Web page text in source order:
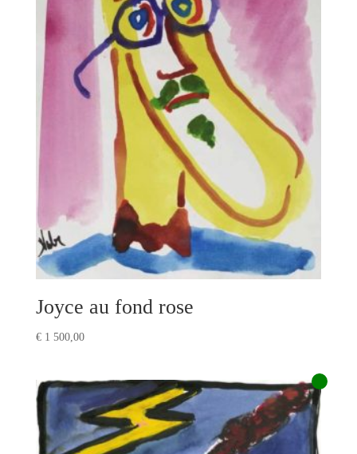
Joyce au fond rose
€1 500,00